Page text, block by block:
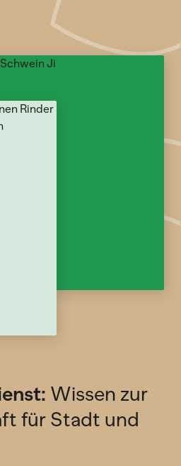
Wissen zur
für Stadt und